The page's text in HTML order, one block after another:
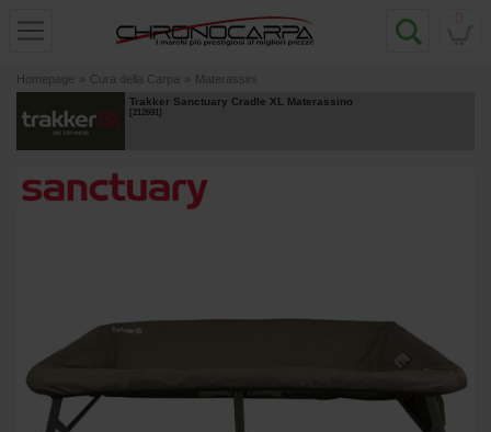
Homepage » Cura della Carpa » Materassini
Trakker Sanctuary Cradle XL Materassino
[212691]